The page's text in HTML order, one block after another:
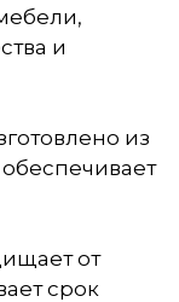
и
из
от
срок